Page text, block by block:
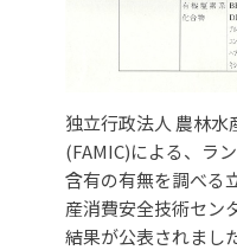
独立行政法人 農林水
(FAMIC)による、ラ
含有の有無を調べる
産消費安全技術セン
結果が公表されまし